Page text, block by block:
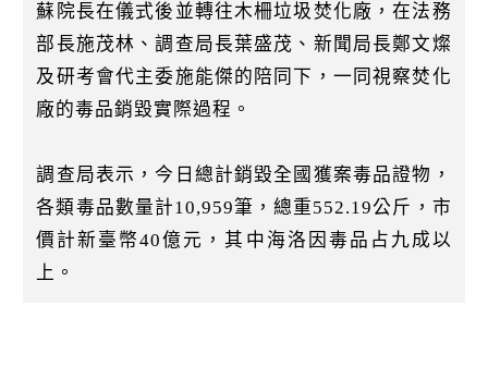
蘇院長在儀式後並轉往木柵垃圾焚化廠，在法務
部長施茂林、調查局長葉盛茂、新聞局長鄭文燦
及研考會代主委施能傑的陪同下，一同視察焚化
廠的毒品銷毀實際過程。
調查局表示，今日總計銷毀全國獲案毒品證物，
各類毒品數量計10,959筆，總重552.19公斤，市
價計新臺幣40億元，其中海洛因毒品占九成以
上。